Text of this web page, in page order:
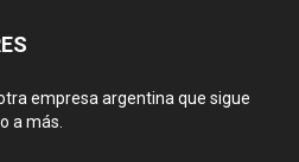
empresa argentina que sigue
a más.